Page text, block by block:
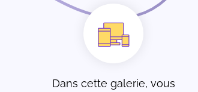
Dans cette galerie, vous